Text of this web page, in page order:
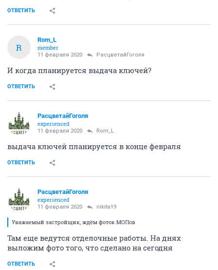
ОТВЕТИТЬ
R
Rom_L
member
11 февраля 2020 РасцветайГоголя
И когда планируется выдача ключей?
ОТВЕТИТЬ
РасцветайГоголя
experienced
11 февраля 2020 Rom_L
выдача ключей планируется в конце февраля
ОТВЕТИТЬ
РасцветайГоголя
experienced
11 февраля 2020 nikita19
Уважаемый застройщик, ждём фоток МОПов
Там еще ведутся отделочные работы. На днях
выложим фото того, что сделано на сегодня
ОТВЕТИТЬ